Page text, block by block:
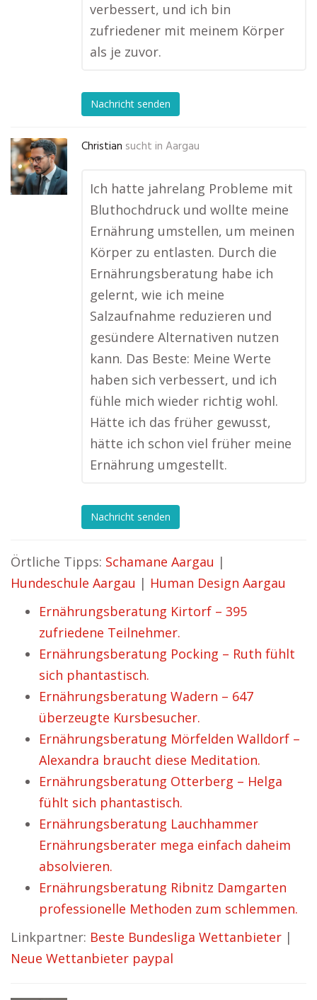
verbessert, und ich bin
zufriedener mit meinem Körper
als je zuvor.
Nachricht senden
Christian sucht in Aargau
Ich hatte jahrelang Probleme mit
Bluthochdruck und wollte meine
Ernährung umstellen, um meinen
Körper zu entlasten. Durch die
Ernährungsberatung habe ich
gelernt, wie ich meine
Salzaufnahme reduzieren und
gesündere Alternativen nutzen
kann. Das Beste: Meine Werte
haben sich verbessert, und ich
fühle mich wieder richtig wohl.
Hätte ich das früher gewusst,
hätte ich schon viel früher meine
Ernährung umgestellt.
Nachricht senden
Örtliche Tipps: Schamane Aargau |
Hundeschule Aargau | Human Design Aargau
Ernährungsberatung Kirtorf – 395
zufriedene Teilnehmer.
Ernährungsberatung Pocking – Ruth fühlt
sich phantastisch.
Ernährungsberatung Wadern – 647
überzeugte Kursbesucher.
Ernährungsberatung Mörfelden Walldorf –
Alexandra braucht diese Meditation.
Ernährungsberatung Otterberg – Helga
fühlt sich phantastisch.
Ernährungsberatung Lauchhammer
Ernährungsberater mega einfach daheim
absolvieren.
Ernährungsberatung Ribnitz Damgarten
professionelle Methoden zum schlemmen.
Linkpartner: Beste Bundesliga Wettanbieter |
Neue Wettanbieter paypal